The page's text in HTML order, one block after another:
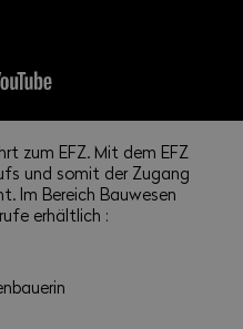
zum EFZ. Mit dem EFZ
und somit der Zugang
Im Bereich Bauwesen
erhältlich :